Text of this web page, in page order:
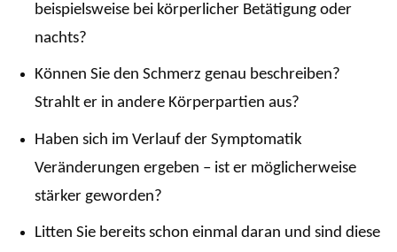
beispielsweise bei körperlicher Betätigung oder
nachts?
Können Sie den Schmerz genau beschreiben?
Strahlt er in andere Körperpartien aus?
Haben sich im Verlauf der Symptomatik
Veränderungen ergeben – ist er möglicherweise
stärker geworden?
Litten Sie bereits schon einmal daran und sind diese